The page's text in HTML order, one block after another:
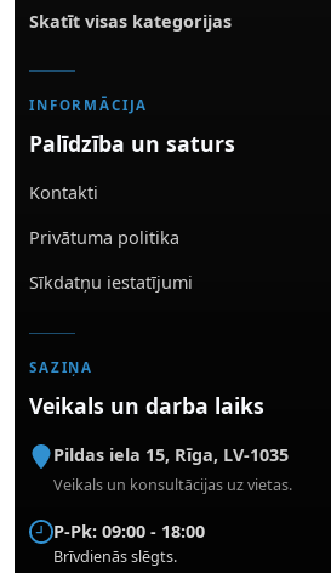
Skatīt visas kategorijas
INFORMĀCIJA
Palīdzība un saturs
Kontakti
Privātuma politika
Sīkdatņu iestatījumi
SAZIŅA
Veikals un darba laiks
Pildas iela 15, Rīga, LV-1035
Veikals un konsultācijas uz vietas.
P-Pk: 09:00 - 18:00
Brīvdienās slēgts.